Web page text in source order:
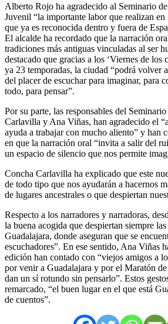
Alberto Rojo ha agradecido al Seminario
Juvenil “la importante labor que realizan en
que ya es reconocida dentro y fuera de
El alcalde ha recordado que la narración
tradiciones más antiguas vinculadas al ser
destacado que gracias a los ‘Viernes de los
ya 23 temporadas, la ciudad “podrá volver
del placer de escuchar para imaginar, para
todo, para pensar”.
Por su parte, las responsables del
Carlavilla y Ana Viñas, han agradecido el
ayuda a trabajar con mucho aliento” y han
en que la narración oral “invita a salir del
un espacio de silencio que nos permite
Concha Carlavilla ha explicado que este
de todo tipo que nos ayudarán a hacernos
de lugares ancestrales o que despiertan
Respecto a los narradores y narradoras,
la buena acogida que despiertan siempre
Guadalajara, donde aseguran que se
escuchadores”. En ese sentido, Ana Viñas
edición han contado con “viejos amigos a
por venir a Guadalajara y por el Maratón
dan un sí rotundo sin pensarlo”. Estos
remarcado, “el buen lugar en el que está
de cuentos”.